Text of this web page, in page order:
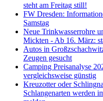
steht am Freitag still!
FW Dresden:
Samstag
Neue Trinkwasserrohre
Mickten - Ab 16. März:
Autos in
Zeugen gesucht
Camping Preisanalyse
vergleichsweise günstig
Kreuzotter oder
Schlangenarten werden